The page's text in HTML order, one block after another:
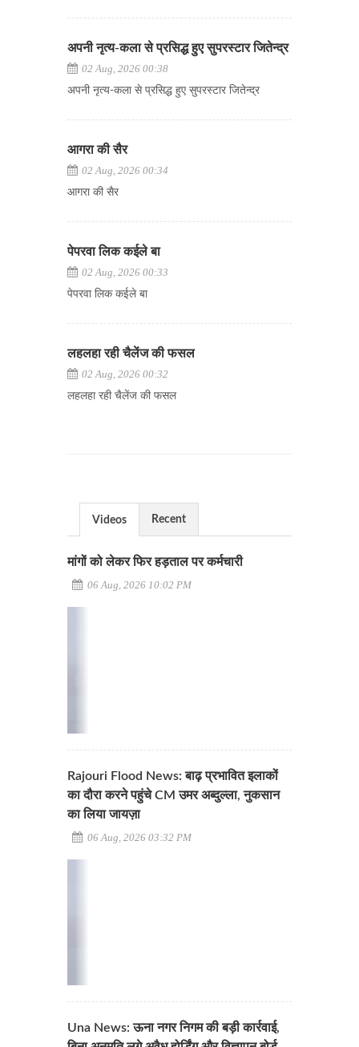
अपनी नृत्य-कला से प्रसिद्ध हुए सुपरस्टार जितेन्द्र
02 Aug, 2026 00:38
अपनी नृत्य-कला से प्रसिद्ध हुए सुपरस्टार जितेन्द्र
आगरा की सैर
02 Aug, 2026 00:34
आगरा की सैर
पेपरवा लिक कईले बा
02 Aug, 2026 00:33
पेपरवा लिक कईले बा
लहलहा रही चैलेंज की फसल
02 Aug, 2026 00:32
लहलहा रही चैलेंज की फसल
Videos Recent
मांगों को लेकर फिर हड़ताल पर कर्मचारी
06 Aug, 2026 10:02 PM
Rajouri Flood News: बाढ़ प्रभावित इलाकों
का दौरा करने पहुंचे CM उमर अब्दुल्ला, नुकसान
का लिया जायज़ा
06 Aug, 2026 03:32 PM
Una News: ऊना नगर निगम की बड़ी कार्रवाई,